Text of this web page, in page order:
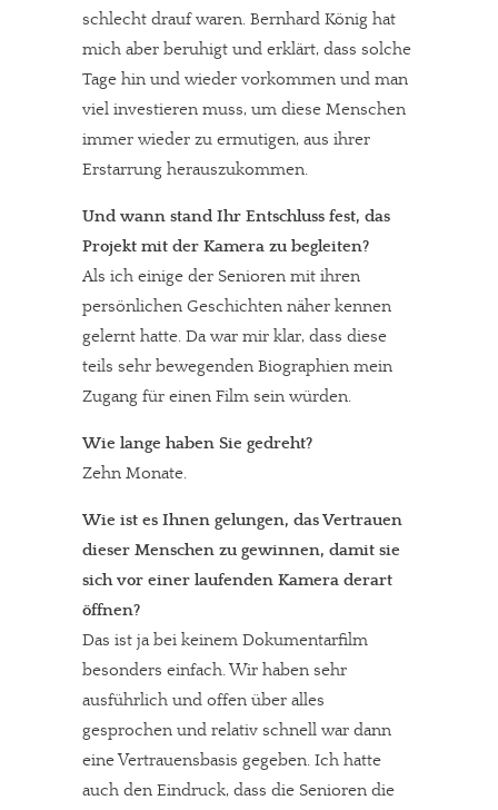
schlecht drauf waren. Bernhard König hat
mich aber beruhigt und erklärt, dass solche
Tage hin und wieder vorkommen und man
viel investieren muss, um diese Menschen
immer wieder zu ermutigen, aus ihrer
Erstarrung herauszukommen.
Und wann stand Ihr Entschluss fest, das
Projekt mit der Kamera zu begleiten?
Als ich einige der Senioren mit ihren
persönlichen Geschichten näher kennen
gelernt hatte. Da war mir klar, dass diese
teils sehr bewegenden Biographien mein
Zugang für einen Film sein würden.
Wie lange haben Sie gedreht?
Zehn Monate.
Wie ist es Ihnen gelungen, das Vertrauen
dieser Menschen zu gewinnen, damit sie
sich vor einer laufenden Kamera derart
öffnen?
Das ist ja bei keinem Dokumentarfilm
besonders einfach. Wir haben sehr
ausführlich und offen über alles
gesprochen und relativ schnell war dann
eine Vertrauensbasis gegeben. Ich hatte
auch den Eindruck, dass die Senioren die